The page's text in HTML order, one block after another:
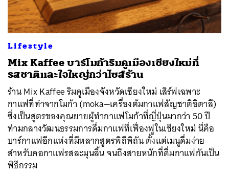
Lifestyle
Mix Kaffee บาร์โมก้าริมคูเมืองเชียงใหม่ที่
รสชาติและใจใหญ่กว่าไซส์ร้าน
ร้าน Mix Kaffee ริมคูเมืองจังหวัดเชียงใหม่ เสิร์ฟเฉพาะ
กาแฟที่ทำจากโมก้า (moka—เครื่องต้มกาแฟสัญชาติอิตาลี)
ซึ่งเป็นสูตรของคุณยายผู้ทำกาแฟโมก้าที่ญี่ปุ่นมากว่า 50 ปี
ท่ามกลางวัฒนธรรมการดื่มกาแฟที่เฟื่องฟูในเชียงใหม่ นี่คือ
บาร์กาแฟอีกแห่งที่มีหลากสูตรพิถีพิถัน ตั้งแต่เมนูดื่มง่าย
สำหรับคอกาแฟรสละมุนลิ้น จนถึงสายหนักที่ดื่มกาแฟกันเป็น
พิธีกรรม